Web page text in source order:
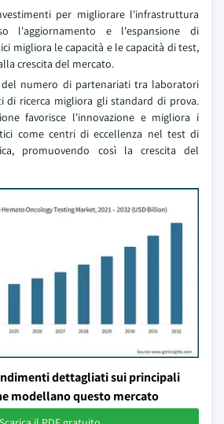
per migliorare l'infrastruttura
l'aggiornamento e l'espansione di
migliora le capacità e le capacità di test,
crescita del mercato.
numero di partenariati tra laboratori
di ricerca migliora gli standard di prova.
favorisce l'innovazione e migliora i
come centri di eccellenza nel test di
promuovendo così la crescita del
dettagliati sui principali
modellano questo mercato